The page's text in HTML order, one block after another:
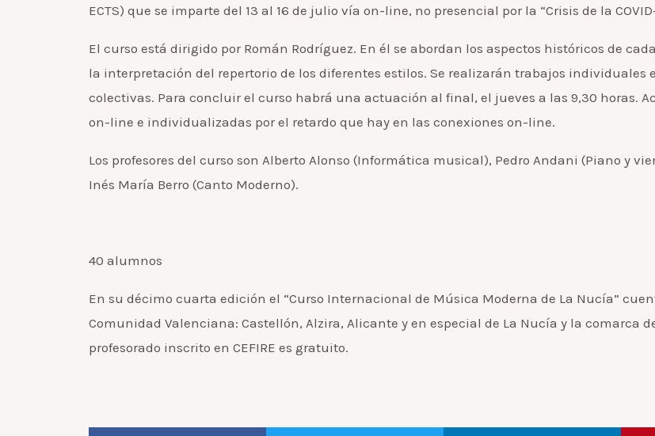
ECTS) que se imparte del 13 al 16 de julio vía on-line, no presencial por la “Crisis de la
El curso está dirigido por Román Rodríguez. En él se abordan los aspectos históricos de
la interpretación del repertorio de los diferentes estilos. Se realizarán trabajos individuales
colectivas. Para concluir el curso habrá una actuación al final, el jueves a las 9,30 horas.
on-line e individualizadas por el retardo que hay en las conexiones on-line.
Los profesores del curso son Alberto Alonso (Informática musical), Pedro Andani (Piano y
Inés María Berro (Canto Moderno).
40 alumnos
En su décimo cuarta edición el “Curso Internacional de Música Moderna de La Nucía”
Comunidad Valenciana: Castellón, Alzira, Alicante y en especial de La Nucía y la comarca
profesorado inscrito en CEFIRE es gratuito.